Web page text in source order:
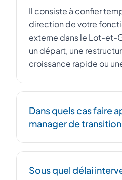
Il consiste à confier
direction de votre
externe dans le Lot-et-
un départ, une
croissance rapide ou
Dans quels cas faire
manager de transition
d'un PSE, intégration
Sous quel délai